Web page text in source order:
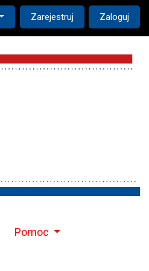
The current language is:
Zarejestruj Zaloguj
Pomoc